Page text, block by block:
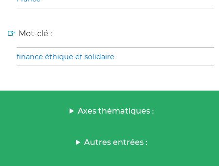
Mot-clé :
finance éthique et solidaire
Axes thématiques :
Autres entrées :